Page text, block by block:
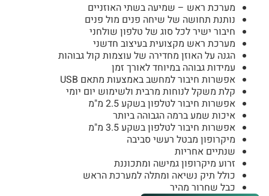
מערכת ראש – שמיעה בשתי האוזניים
נותנת תחושה של שיחה פנים מול פנים
חיבור ישיר לכל סוג של טלפון שולחני
מערכת ראש מקצועית בעיצוב חדשני
הגנה על האוזן מחדירה של עוצמות קול גבוהות
עמידות גבוהה במיוחד לאורך זמן
אפשרות חיבור למחשב באמצעות מתאם USB
קלת משקל לנוחות מרבית ולשימוש יום יומי
אפשרות חיבור לטלפון בשקע 2.5 מ"מ
איכות שמע ברמה הגבוהה ביותר
אפשרות חיבור לטלפון בשקע 3.5 מ"מ
מיקרופון מבטל רעשי סביבה
שנתיים אחריות
זרוע מיקרופון גמישה ומתכוננת
כולל תיק נשיאה ומתלה למערכת הראש
כבל שחרור מהיר